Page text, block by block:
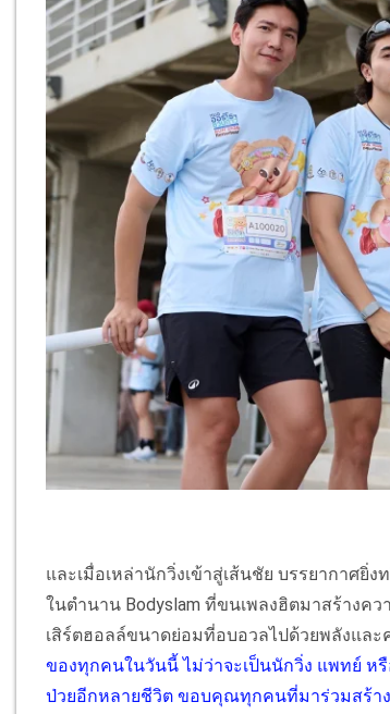
และเมื่อเหล่านักวิ่งเข้าสู่เส้นชัย บรรยากาศยิ่
ในตำนาน Bodyslam ที่ขนเพลงฮิตมาสร้างค
เสิร์ตฮอลล์ขนาดย่อมที่อบอวลไปด้วยพลังและ
ของทุกคนในวันนี้ ไม่ว่าจะเป็นนักวิ่ง แพทย์ ห
ป่วยอีกหลายชีวิต ขอบคุณทุกคนที่มาร่วมสร้า